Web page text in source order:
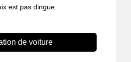
est pas dingue.
de voiture